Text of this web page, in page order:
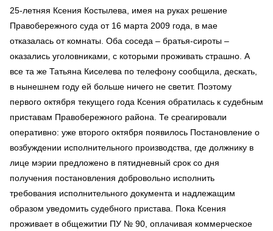
25-летняя Ксения Костылева, имея на руках решение
Правобережного суда от 16 марта 2009 года, в мае
отказалась от комнаты. Оба соседа – братья-сироты –
оказались уголовниками, с которыми проживать страшно. А
все та же Татьяна Киселева по телефону сообщила, дескать,
в нынешнем году ей больше ничего не светит. Поэтому
первого октября текущего года Ксения обратилась к судебным
приставам Правобережного района. Те среагировали
оперативно: уже второго октября появилось Постановление о
возбуждении исполнительного производства, где должнику в
лице мэрии предложено в пятидневный срок со дня
получения постановления добровольно исполнить
требования исполнительного документа и надлежащим
образом уведомить судебного пристава. Пока Ксения
проживает в общежитии ПУ № 90, оплачивая коммерческое